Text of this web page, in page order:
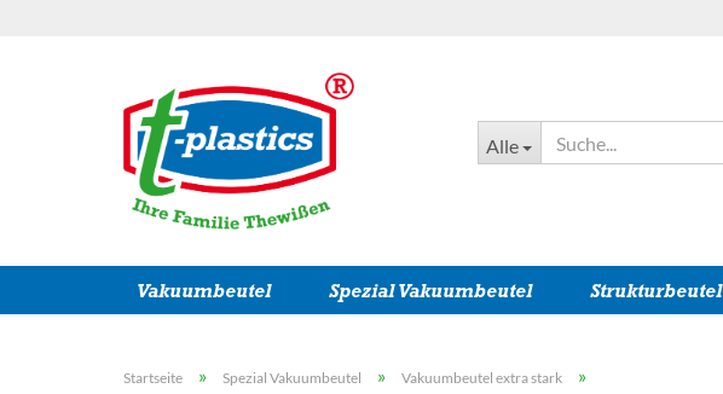
Alle
Vakuumbeutel Spezial Vakuumbeutel Strukturbeutel
Startseite » Spezial Vakuumbeutel » Vakuumbeutel extra stark »